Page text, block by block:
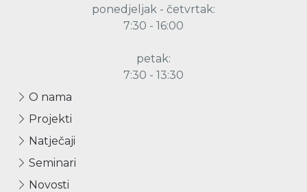
ponedjeljak - četvrtak:
7:30 - 16:00
petak:
7:30 - 13:30
O nama
Projekti
Natječaji
Seminari
Novosti